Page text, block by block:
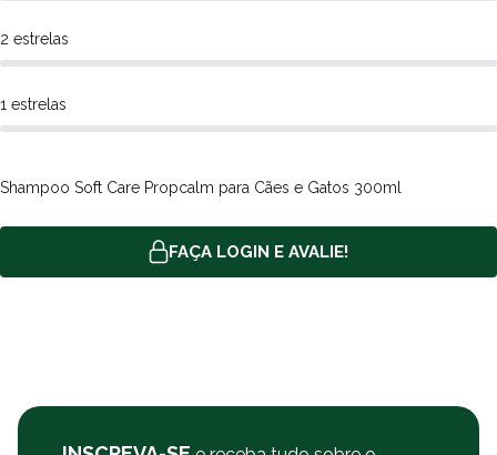
2 estrelas
1 estrelas
Shampoo Soft Care Propcalm para Cães e Gatos 300ml
FAÇA LOGIN E AVALIE!